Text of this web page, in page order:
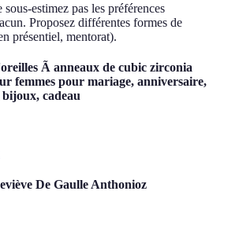
sous-estimez pas les préférences
Proposez différentes formes de
présentiel, mentorat).
Ã anneaux de cubic zirconia
femmes pour mariage, anniversaire,
cadeau
De Gaulle Anthonioz